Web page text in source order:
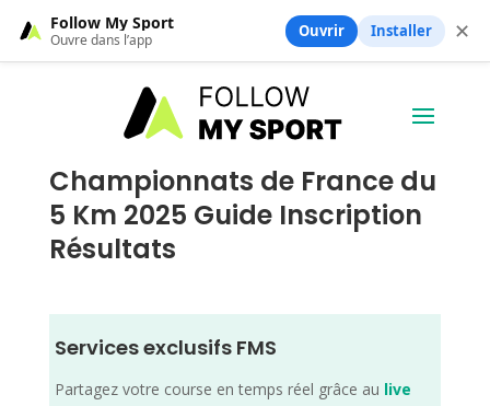
Championnats de France du
5 Km 2025 Guide Inscription
Résultats
Services exclusifs FMS
Partagez votre course en temps réel grâce au live
Follow My Sport
Ouvre dans l’app Ouvrir Installer ✕